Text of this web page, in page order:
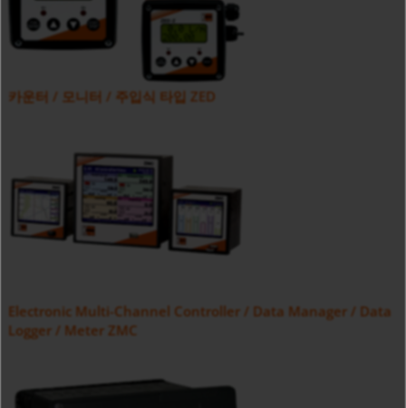
카운터 / 모니터 / 주입식 타입 ZED
Electronic Multi-Channel Controller / Data Manager / Data
Logger / Meter ZMC